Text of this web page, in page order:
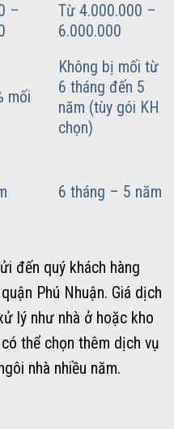
–
Từ 4.000.000 –
6.000.000
mối
Không bị mối từ
6 tháng đến 5
năm (tùy gói KH
chọn)
6 tháng – 5 năm
đến quý khách hàng
Phú Nhuận. Giá dịch
lý như nhà ở hoặc kho
thể chọn thêm dịch vụ
nhà nhiều năm.